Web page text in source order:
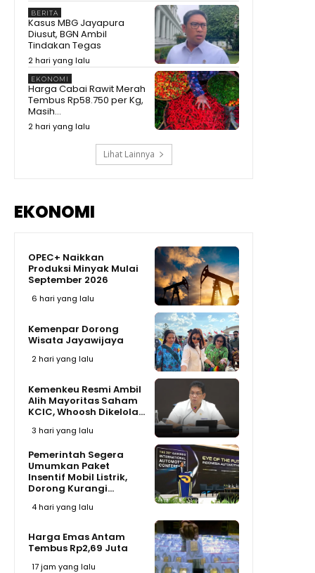
Momen Prabowo Halau Mikrofon
Peneliti BRIN Saat Pamer
Teknologi Nuklir Indonesia
08:44
Pecah Rekor Lagi! Sherly Bawa
Maluku Utara Tetap Jadi Raja
Pertumbuhan Ekonomi
Indonesia!
Momen Prabowo Teguk Air
Olahan BRIN! Celetuk: Kalau Bu
Mega Minum, Masa Prabowo
Tidak
BERITA
Kasus MBG Jayapura
Diusut, BGN Ambil
Tindakan Tegas
2 hari yang lalu
EKONOMI
Harga Cabai Rawit Merah
Tembus Rp58.750 per Kg,
Masih...
2 hari yang lalu
Lihat Lainnya
EKONOMI
OPEC+ Naikkan
Produksi Minyak Mulai
September 2026
6 hari yang lalu
Kemenpar Dorong
Wisata Jayawijaya
2 hari yang lalu
Kemenkeu Resmi Ambil
Alih Mayoritas Saham
KCIC, Whoosh Dikelola...
3 hari yang lalu
Pemerintah Segera
Umumkan Paket
Insentif Mobil Listrik,
Dorong Kurangi...
4 hari yang lalu
Harga Emas Antam
Tembus Rp2,69 Juta
17 jam yang lalu